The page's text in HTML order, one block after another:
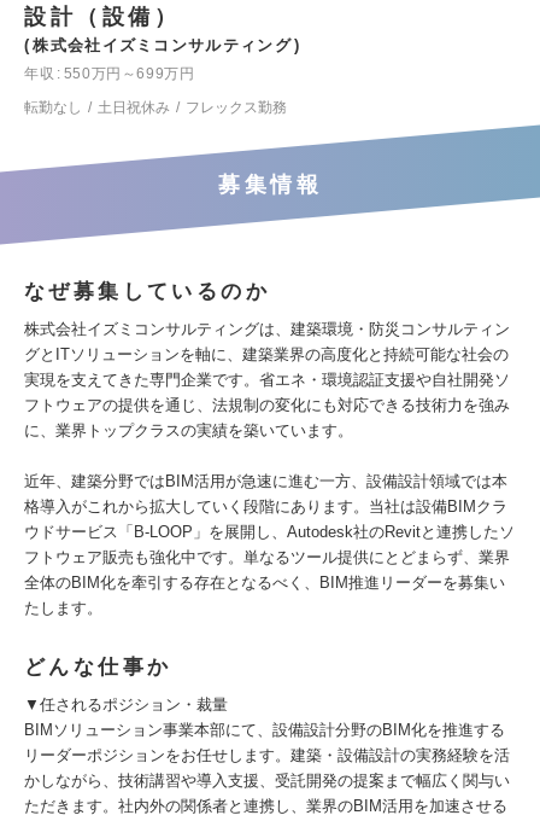
設計（設備）
株式会社イズミコンサルティング
年収
550万円～699万円
転勤なし
土日祝休み フレックス勤務
募集情報
なぜ募集しているのか
株式会社イズミコンサルティングは、建築環境・防災コンサルティン
グとITソリューションを軸に、建築業界の高度化と持続可能な社会の
実現を支えてきた専門企業です。省エネ・環境認証支援や自社開発ソ
フトウェアの提供を通じ、法規制の変化にも対応できる技術力を強み
に、業界トップクラスの実績を築いています。
近年、建築分野ではBIM活用が急速に進む一方、設備設計領域では本
格導入がこれから拡大していく段階にあります。当社は設備BIMクラ
ウドサービス「B-LOOP」を展開し、Autodesk社のRevitと連携したソ
フトウェア販売も強化中です。単なるツール提供にとどまらず、業界
全体のBIM化を牽引する存在となるべく、BIM推進リーダーを募集い
たします。
どんな仕事か
▼任されるポジション・裁量
BIMソリューション事業本部にて、設備設計分野のBIM化を推進する
リーダーポジションをお任せします。建築・設備設計の実務経験を活
かしながら、技術講習や導入支援、受託開発の提案まで幅広く関与い
ただきます。社内外の関係者と連携し、業界のBIM活用を加速させる